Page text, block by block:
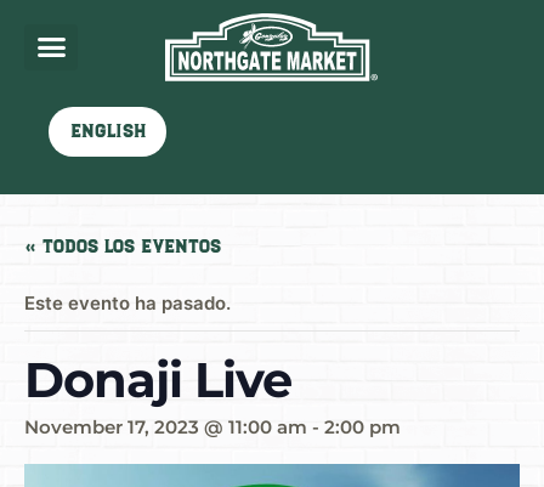
English
« Todos los Eventos
Este evento ha pasado.
Donaji Live
November 17, 2023 @ 11:00 am - 2:00 pm